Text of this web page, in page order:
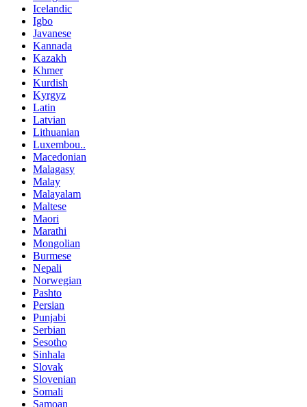
Icelandic
Igbo
Javanese
Kannada
Kazakh
Khmer
Kurdish
Kyrgyz
Latin
Latvian
Lithuanian
Luxembou..
Macedonian
Malagasy
Malay
Malayalam
Maltese
Maori
Marathi
Mongolian
Burmese
Nepali
Norwegian
Pashto
Persian
Punjabi
Serbian
Sesotho
Sinhala
Slovak
Slovenian
Somali
Samoan